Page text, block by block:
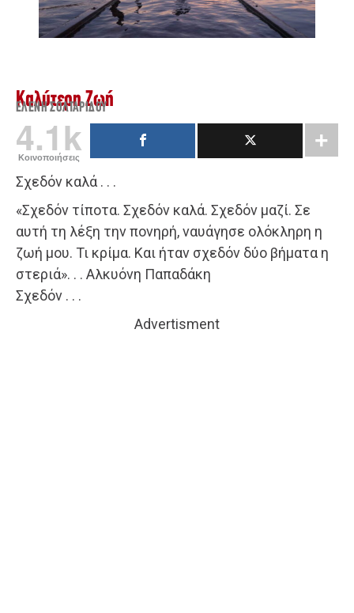
Καλύτερη Ζωή
ΕΛΈΝΗ ΣΟΛΤΑΡΊΔΟΥ
4.1k
Κοινοποιήσεις
Σχεδόν καλά . . .
«Σχεδόν τίποτα. Σχεδόν καλά. Σχεδόν μαζί. Σε
αυτή τη λέξη την πονηρή, ναυάγησε ολόκληρη η
ζωή μου. Τι κρίμα. Και ήταν σχεδόν δύο βήματα η
στεριά». . . Αλκυόνη Παπαδάκη
Σχεδόν . . .
Advertisment